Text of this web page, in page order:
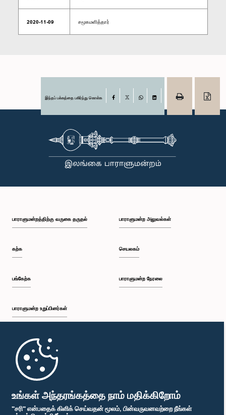
உங்கள் அந்தரங்கத்தை நாம் மதிக்கிறோம்
"சரி" என்பதைக் கிளிக் செய்வதன் மூலம், பின்வருவனவற்றை நீங்கள்
2020-11-09 சமூகமளித்தார்
இந்தப் பக்கத்தை பகிர்ந்து கொள்க Facebook
பாராளுமன்றத்திற்கு வருகை தருதல்
கற்க
பங்கேற்க
பாராளுமன்ற உறுப்பினர்கள்
முதற்பக்கம்
பாராளுமன்ற அலுவல்கள்
செயலகம்
பாராளுமன்ற நேரலை
பாராளுமன்ற கையடக்க செயலி